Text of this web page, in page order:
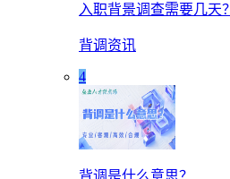
入职背景调查需要几天？
背调资讯
4
背调是什么意思？